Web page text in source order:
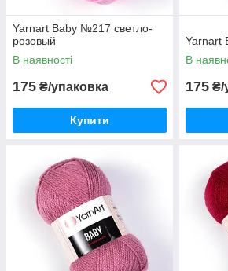
Yarnart Baby №217 светло-
розовый
В наявності
175 ₴/упаковка
Купити
Yarnart
В
175 ₴/